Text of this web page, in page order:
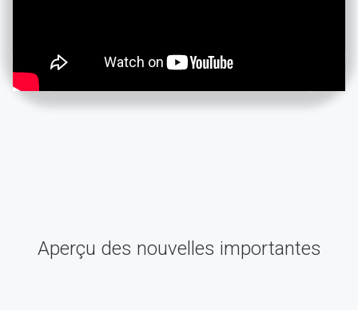
Aperçu des nouvelles importantes